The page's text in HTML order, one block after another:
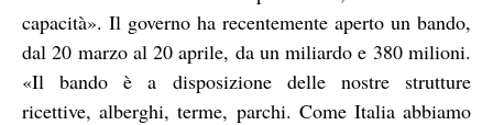
capacità». Il governo ha recentemente aperto un bando,
dal 20 marzo al 20 aprile, da un miliardo e 380 milioni.
«Il bando è a disposizione delle nostre strutture
ricettive, alberghi, terme, parchi. Come Italia abbiamo